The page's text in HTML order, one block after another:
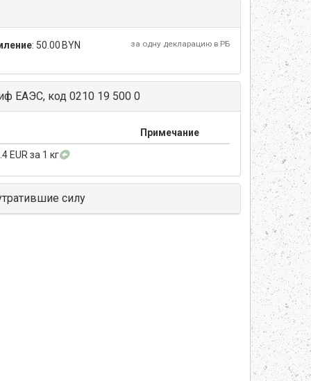
: 50.00 BYN за одну декларацию в РБ
ЕАЭС, код 0210 19 500 0
Примечание
EUR за 1 кг
силу